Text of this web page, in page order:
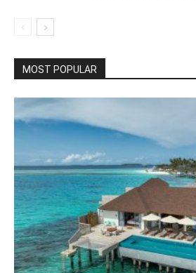
MOST POPULAR